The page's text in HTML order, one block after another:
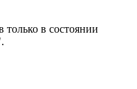
только в состоянии